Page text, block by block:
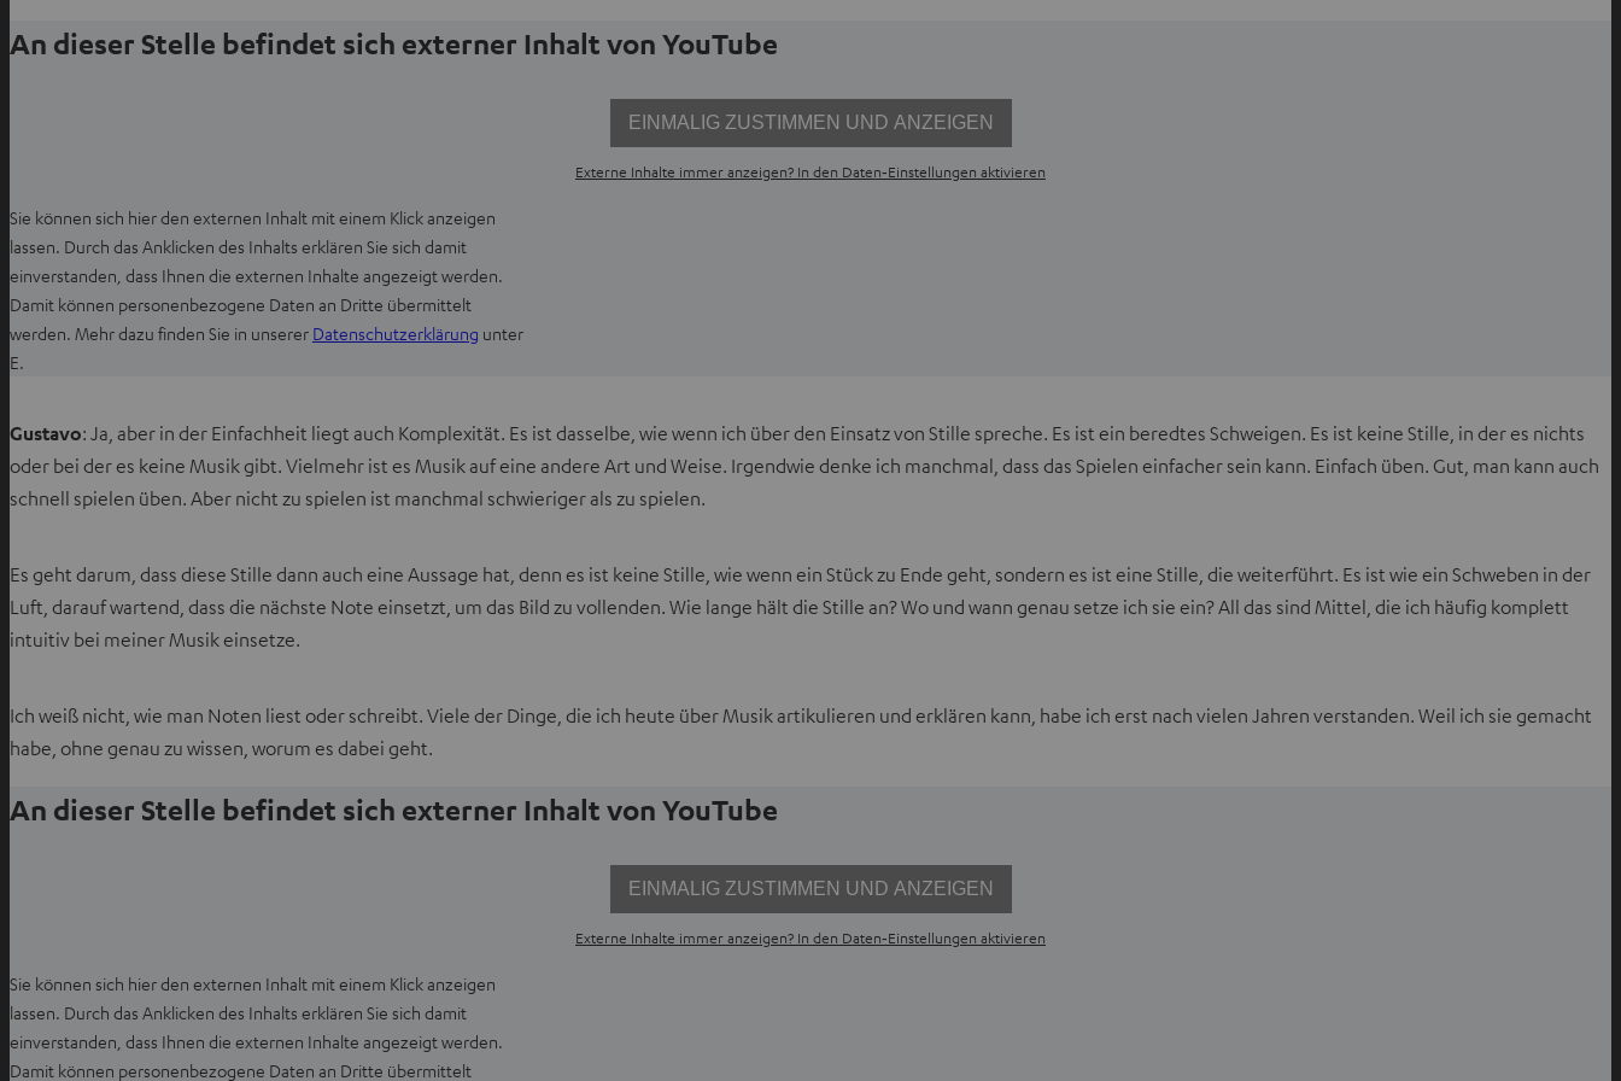
An dieser Stelle befindet sich externer Inhalt von YouTube
EINMALIG ZUSTIMMEN UND ANZEIGEN
Externe Inhalte immer anzeigen? In den Daten‑Einstellungen aktivieren
Sie können sich hier den externen Inhalt mit einem Klick anzeigen
lassen. Durch das Anklicken des Inhalts erklären Sie sich damit
einverstanden, dass Ihnen die externen Inhalte angezeigt werden.
Damit können personenbezogene Daten an Dritte übermittelt
werden. Mehr dazu finden Sie in unserer Datenschutzerklärung
u
e
n
a
ö
n
unter
E.
Gustavo: Ja, aber in der Einfachheit liegt auch Komplexität. Es ist dasselbe, wie wenn ich über den Einsatz von Stille spreche. Es ist ein beredtes Schweigen. Es ist keine Stille, in der es nichts
oder bei der es keine Musik gibt. Vielmehr ist es Musik auf eine andere Art und Weise. Irgendwie denke ich manchmal, dass das Spielen einfacher sein kann. Einfach üben. Gut, man kann auch
schnell spielen üben. Aber nicht zu spielen ist manchmal schwieriger als zu spielen.
Es geht darum, dass diese Stille dann auch eine Aussage hat, denn es ist keine Stille, wie wenn ein Stück zu Ende geht, sondern es ist eine Stille, die weiterführt. Es ist wie ein Schweben in der
Luft, darauf wartend, dass die nächste Note einsetzt, um das Bild zu vollenden. Wie lange hält die Stille an? Wo und wann genau setze ich sie ein? All das sind Mittel, die ich häufig komplett
intuitiv bei meiner Musik einsetze.
Ich weiß nicht, wie man Noten liest oder schreibt. Viele der Dinge, die ich heute über Musik artikulieren und erklären kann, habe ich erst nach vielen Jahren verstanden. Weil ich sie gemacht
habe, ohne genau zu wissen, worum es dabei geht.
An dieser Stelle befindet sich externer Inhalt von YouTube
EINMALIG ZUSTIMMEN UND ANZEIGEN
Externe Inhalte immer anzeigen? In den Daten‑Einstellungen aktivieren
Sie können sich hier den externen Inhalt mit einem Klick anzeigen
lassen. Durch das Anklicken des Inhalts erklären Sie sich damit
einverstanden, dass Ihnen die externen Inhalte angezeigt werden.
Damit können personenbezogene Daten an Dritte übermittelt